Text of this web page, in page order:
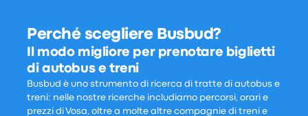
Perché scegliere Busbud?
Il modo migliore per prenotare biglietti
di autobus e treni
Busbud è uno strumento di ricerca di tratte di autobus e
treni: nelle nostre ricerche includiamo percorsi, orari e
prezzi di Vosa, oltre a molte altre compagnie di treni e